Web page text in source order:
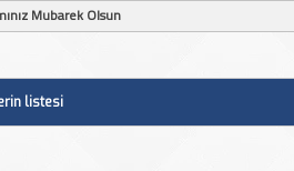
Mubarek Olsun
listesi